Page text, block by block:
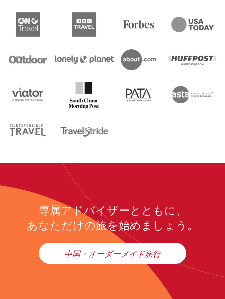
専属アドバイザーとともに、
あなただけの旅を始めましょう。
中国・オーダーメイド旅行